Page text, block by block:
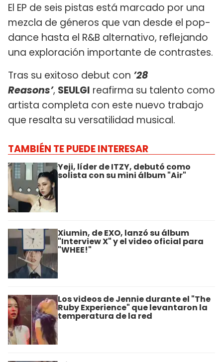
El EP de seis pistas está marcado por una
mezcla de géneros que van desde el pop-
dance hasta el R&B alternativo, reflejando
una exploración importante de contrastes.
Tras su exitoso debut con ’28
Reasons’, SEULGI reafirma su talento como
artista completa con este nuevo trabajo
que resalta su versatilidad musical.
TAMBIÉN TE PUEDE INTERESAR
Yeji, líder de ITZY, debutó como
solista con su mini álbum "Air"
Xiumin, de EXO, lanzó su álbum
"Interview X" y el video oficial para
"WHEE!"
Los videos de Jennie durante el "The
Ruby Experience" que levantaron la
temperatura de la red